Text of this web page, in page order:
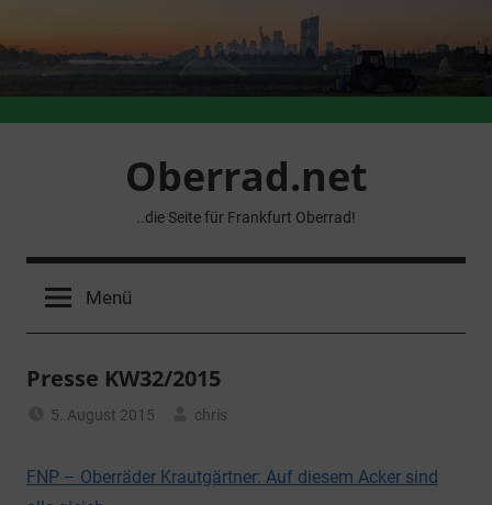
Inhalt
springen
Oberrad.net
..die Seite für Frankfurt Oberrad!
Menü
Presse KW32/2015
5. August 2015
chris
FNP – Oberräder Krautgärtner: Auf diesem Acker sind